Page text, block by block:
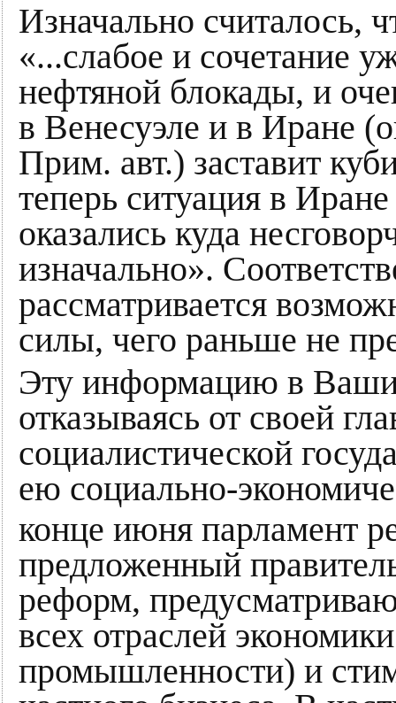
Изначально считалось,
«...слабое и сочетание
нефтяной блокады, и
в Венесуэле и в Иране
Прим. авт.) заставит
теперь ситуация в
оказались куда
изначально».
рассматривается
силы, чего раньше не
Эту информацию в
отказываясь от своей
социалистической
ею социально-
конце июня парламент
предложенный
реформ,
всех отраслей
промышленности) и